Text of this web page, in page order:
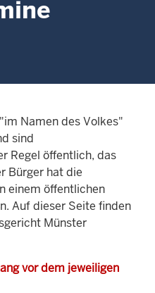
Namen des Volkes"
sind
Regel öffentlich, das
Bürger hat die
einem öffentlichen
Auf dieser Seite finden
Münster
vor dem jeweiligen